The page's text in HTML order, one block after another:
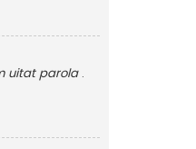
uitat parola .